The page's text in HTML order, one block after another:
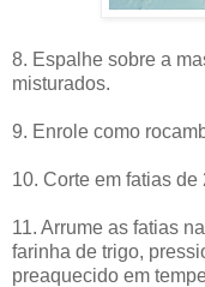
8. Espalhe sobre a
misturados.
9. Enrole como
10. Corte em fatias de
11. Arrume as fatias
farinha de trigo,
preaquecido em